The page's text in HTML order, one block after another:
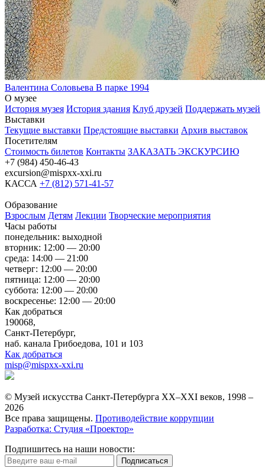
Валентина Соловьева В парке 1994
О музее
История музея История здания Клуб друзей Поддержать музей
Выставки
Текущие выставки Предстоящие выставки Архив выставок
Посетителям
Стоимость билетов Контакты ЗАКАЗАТЬ ЭКСКУРСИЮ
+7 (984) 450-46-43
excursion@mispxx-xxi.ru
КАССА +7 (812) 571-41-57
Образование
Взрослым Детям Лекции Творческие мероприятия
Часы работы
понедельник: выходной
вторник: 12:00 — 20:00
среда: 14:00 — 21:00
четверг: 12:00 — 20:00
пятница: 12:00 — 20:00
суббота: 12:00 — 20:00
воскресенье: 12:00 — 20:00
Как добраться
190068,
Санкт-Петербург,
наб. канала Грибоедова, 101 и 103
Как добраться
misp@mispxx-xxi.ru
© Музей искусства Санкт-Петербурга XX–XXI веков, 1998 –
2026
Все права защищены. Противодействие коррупции
Разработка: Студия «Проектор»
Подпишитесь на наши новости:
Подписаться